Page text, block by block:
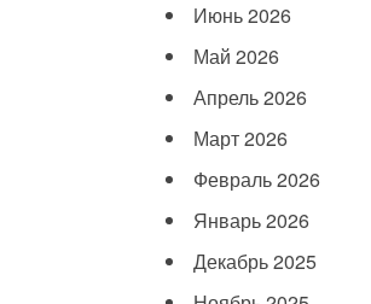
Июнь 2026
Май 2026
Апрель 2026
Март 2026
Февраль 2026
Январь 2026
Декабрь 2025